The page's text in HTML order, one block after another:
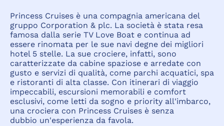
Princess Cruises è una compagnia americana del
gruppo Corporation & plc. La società è stata resa
famosa dalla serie TV Love Boat e continua ad
essere rinomata per le sue navi degne dei migliori
hotel 5 stelle. La sue crociere, infatti, sono
caratterizzate da cabine spaziose e arredate con
gusto e servizi di qualità, come parchi acquatici, spa
e ristoranti di alta classe. Con itinerari di viaggio
impeccabili, escursioni memorabili e comfort
esclusivi, come letti da sogno e priority all'imbarco,
una crociera con Princess Cruises è senza
dubbio un'esperienza da favola.